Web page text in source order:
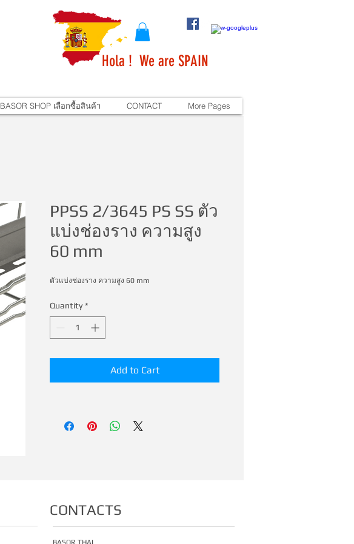
Hola ! We are SPAIN
BASOR SHOP เลือกซื้อสินค้า CONTACT More Pages
PPSS 2/3645 PS SS ตัว
แบ่งช่องราง ความสูง
60 mm
ตัวแบ่งช่องราง ความสูง 60 mm
Quantity *
Add to Cart
CONTACTS
BASOR THAI